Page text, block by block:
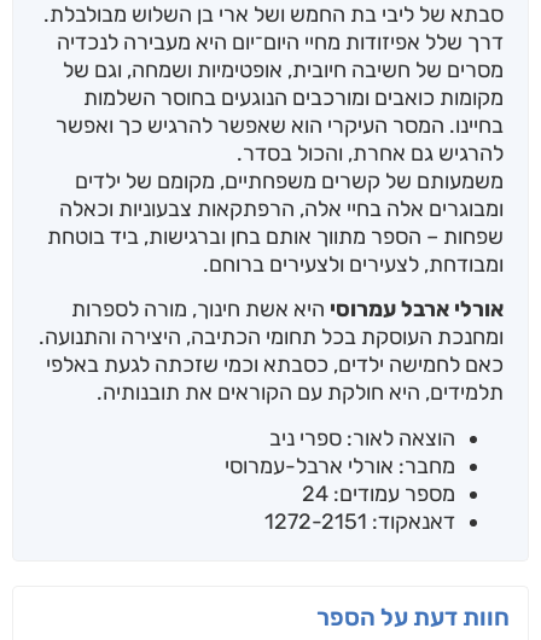
סבתא של ליבי בת החמש ושל ארי בן השלוש מבולבלת.
דרך שלל אפיזודות מחיי היום־יום היא מעבירה לנכדיה
מסרים של חשיבה חיובית, אופטימיות ושמחה, וגם של
מקומות כואבים ומורכבים הנוגעים בחוסר השלמות
בחיינו. המסר העיקרי הוא שאפשר להרגיש כך ואפשר
להרגיש גם אחרת, והכול בסדר.
משמעותם של קשרים משפחתיים, מקומם של ילדים
ומבוגרים אלה בחיי אלה, הרפתקאות צבעוניות וכאלה
שפחות – הספר מתווך אותם בחן וברגישות, ביד בוטחת
ומבודחת, לצעירים ולצעירים ברוחם.
אורלי ארבל עמרוסי היא אשת חינוך, מורה לספרות
ומחנכת העוסקת בכל תחומי הכתיבה, היצירה והתנועה.
כאם לחמישה ילדים, כסבתא וכמי שזכתה לגעת באלפי
תלמידים, היא חולקת עם הקוראים את תובנותיה.
הוצאה לאור: ספרי ניב
מחבר: אורלי ארבל-עמרוסי
מספר עמודים: 24
דאנאקוד: 1272-2151
חוות דעת על הספר